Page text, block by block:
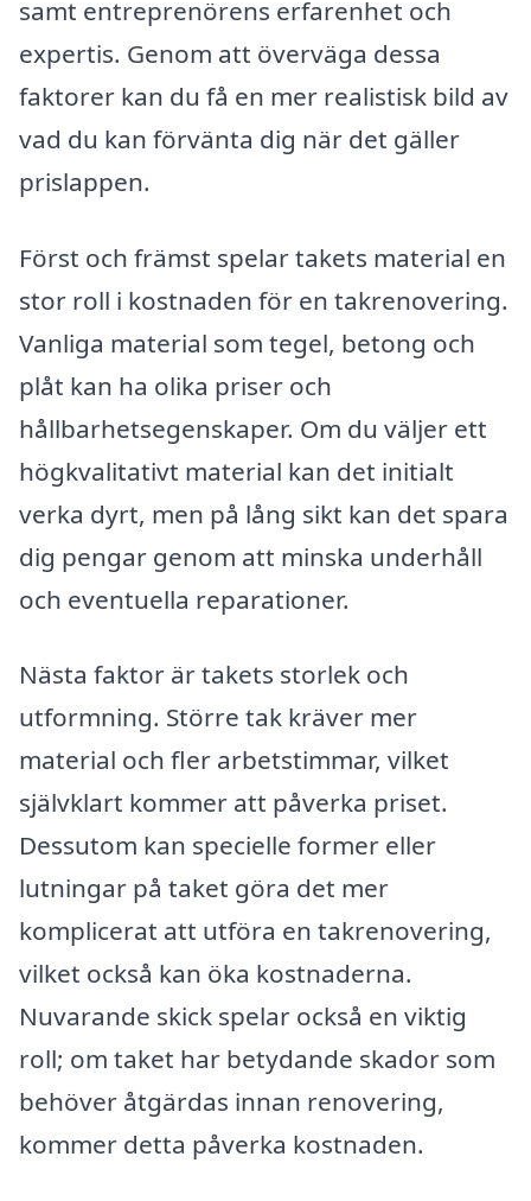
samt entreprenörens erfarenhet och
expertis. Genom att överväga dessa
faktorer kan du få en mer realistisk bild av
vad du kan förvänta dig när det gäller
prislappen.
Först och främst spelar takets material en
stor roll i kostnaden för en takrenovering.
Vanliga material som tegel, betong och
plåt kan ha olika priser och
hållbarhetsegenskaper. Om du väljer ett
högkvalitativt material kan det initialt
verka dyrt, men på lång sikt kan det spara
dig pengar genom att minska underhåll
och eventuella reparationer.
Nästa faktor är takets storlek och
utformning. Större tak kräver mer
material och fler arbetstimmar, vilket
självklart kommer att påverka priset.
Dessutom kan specielle former eller
lutningar på taket göra det mer
komplicerat att utföra en takrenovering,
vilket också kan öka kostnaderna.
Nuvarande skick spelar också en viktig
roll; om taket har betydande skador som
behöver åtgärdas innan renovering,
kommer detta påverka kostnaden.